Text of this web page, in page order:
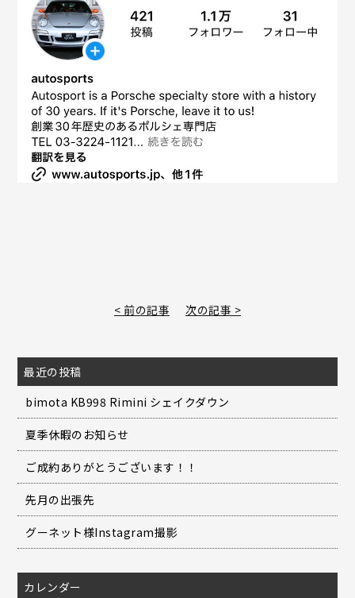
< 前の記事 次の記事 >
最近の投稿
bimota KB998 Rimini シェイクダウン
夏季休暇のお知らせ
ご成約ありがとうございます！！
先月の出張先
グーネット様Instagram撮影
カレンダー